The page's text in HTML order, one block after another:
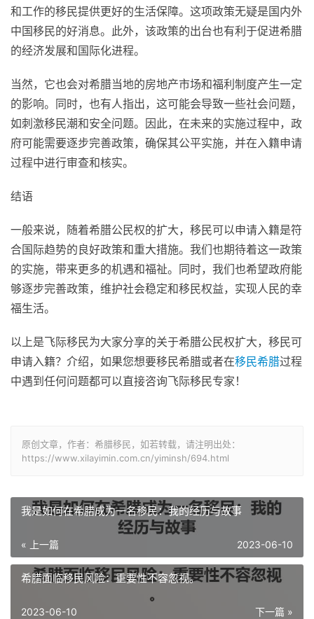
和工作的移民提供更好的生活保障。这项政策无疑是国内外
中国移民的好消息。此外，该政策的出台也有利于促进希腊
的经济发展和国际化进程。
当然，它也会对希腊当地的房地产市场和福利制度产生一定
的影响。同时，也有人指出，这可能会导致一些社会问题，
如刺激移民潮和安全问题。因此，在未来的实施过程中，政
府可能需要逐步完善政策，确保其公平实施，并在入籍申请
过程中进行审查和核实。
结语
一般来说，随着希腊公民权的扩大，移民可以申请入籍是符
合国际趋势的良好政策和重大措施。我们也期待着这一政策
的实施，带来更多的机遇和福祉。同时，我们也希望政府能
够逐步完善政策，维护社会稳定和移民权益，实现人民的幸
福生活。
以上是飞际移民为大家分享的关于希腊公民权扩大，移民可
申请入籍？介绍，如果您想要移民希腊或者在移民希腊过程
中遇到任何问题都可以直接咨询飞际移民专家！
原创文章，作者：希腊移民，如若转载，请注明出处：
https://www.xilayimin.com.cn/yiminsh/694.html
我是如何在希腊成为一名移民：我的经历与故事
« 上一篇 2023-06-10
希腊面临移民风险：重要性不容忽视。
下一篇 »
2023-06-10